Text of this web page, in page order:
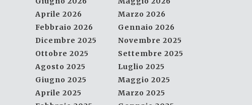
Aprile 2026
Marzo 2026
Febbraio 2026
Gennaio 2026
Dicembre 2025
Novembre 2025
Ottobre 2025
Settembre 2025
Agosto 2025
Luglio 2025
Giugno 2025
Maggio 2025
Aprile 2025
Marzo 2025